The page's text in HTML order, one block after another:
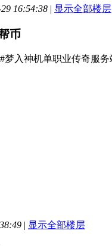
16:54:38 | 显示全部楼层
币
梦入神机单职业传奇服
| 显示全部楼层